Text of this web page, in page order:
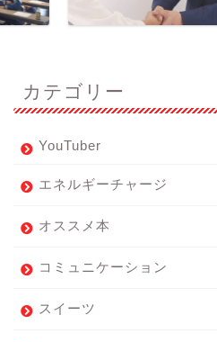
カテゴリー
YouTuber
エネルギーチャージ
オススメ本
コミュニケーション
スイーツ